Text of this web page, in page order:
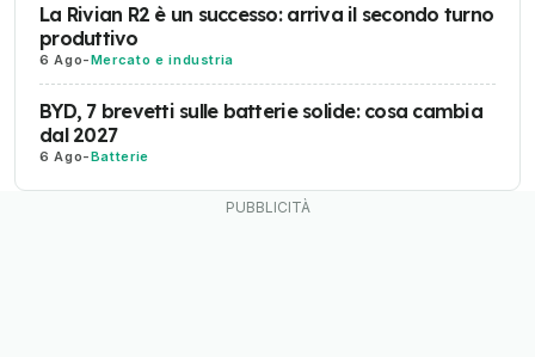
La Rivian R2 è un successo: arriva il secondo turno
produttivo
6 Ago-Mercato e industria
BYD, 7 brevetti sulle batterie solide: cosa cambia
dal 2027
6 Ago-Batterie